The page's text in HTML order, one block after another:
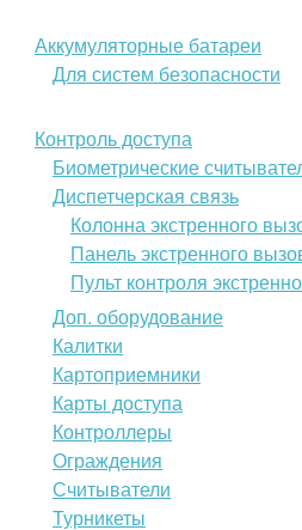
Аккумуляторные батареи
Для систем безопасности
Контроль доступа
Биометрические
Диспетчерская связь
Колонна экстренного
Панель экстренного
Пульт контроля
Доп. оборудование
Калитки
Картоприемники
Карты доступа
Контроллеры
Ограждения
Считыватели
Турникеты